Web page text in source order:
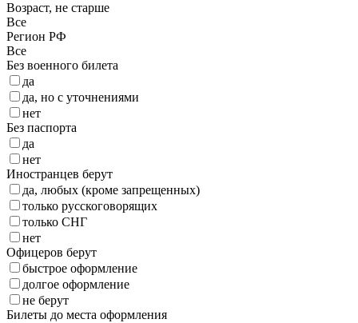
Возраст, не старше
Все
Регион РФ
Все
Без военного билета
да
да, но с уточнениями
нет
Без паспорта
да
нет
Иностранцев берут
да, любых (кроме запрещенных)
только русскоговорящих
только СНГ
нет
Офицеров берут
быстрое оформление
долгое оформление
не берут
Билеты до места оформления